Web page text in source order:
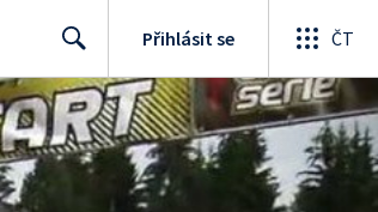
Search
Přihlásit se ČT